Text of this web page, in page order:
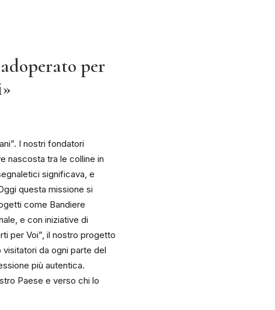
per
I nostri fondatori
nascosta tra le colline in
significava, e
questa missione si
come Bandiere
e con iniziative di
per Voi”, il nostro progetto
da ogni parte del
più autentica.
Paese e verso chi lo